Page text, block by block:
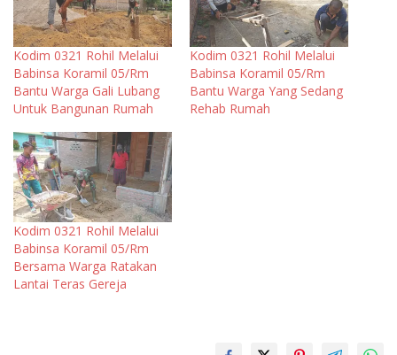
Kodim 0321 Rohil Melalui
Babinsa Koramil 05/Rm
Bantu Warga Gali Lubang
Untuk Bangunan Rumah
Kodim 0321 Rohil Melalui
Babinsa Koramil 05/Rm
Bantu Warga Yang Sedang
Rehab Rumah
Kodim 0321 Rohil Melalui
Babinsa Koramil 05/Rm
Bersama Warga Ratakan
Lantai Teras Gereja